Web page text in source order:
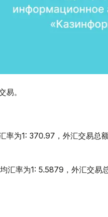
易。
率为1: 370.97，外汇交易总
汇率为1: 5.5879，外汇交易